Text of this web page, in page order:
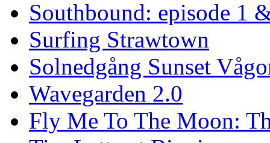
Southbound: episode 1
Surfing Strawtown
Solnedgång Sunset
Wavegarden 2.0
Fly Me To The Moon: